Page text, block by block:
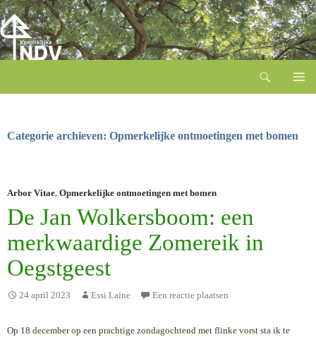
Categorie archieven: Opmerkelijke ontmoetingen met bomen
Arbor Vitae, Opmerkelijke ontmoetingen met bomen
De Jan Wolkersboom: een
merk­waardige Zomereik in
Oegstgeest
24 april 2023 Essi Laine Een reactie plaatsen
Op 18 december op een prachtige zondagochtend met flinke vorst sta ik te